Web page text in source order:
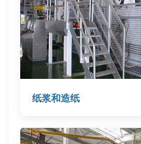
纸浆和造纸